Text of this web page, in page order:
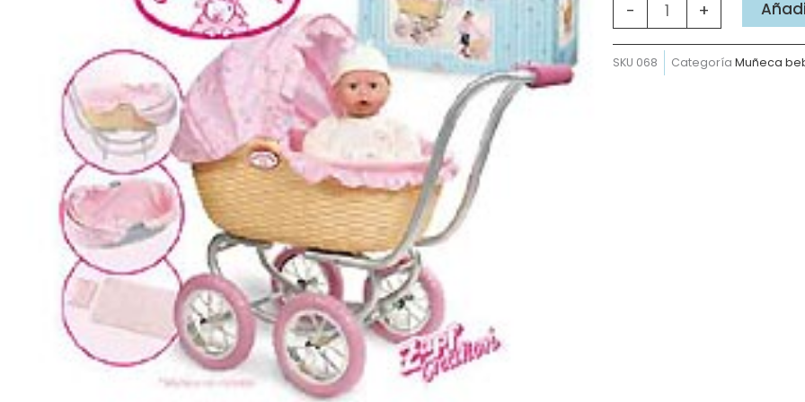
-
Combi
Clásico
cantidad
+
SKU 068 Categoría Muñeca